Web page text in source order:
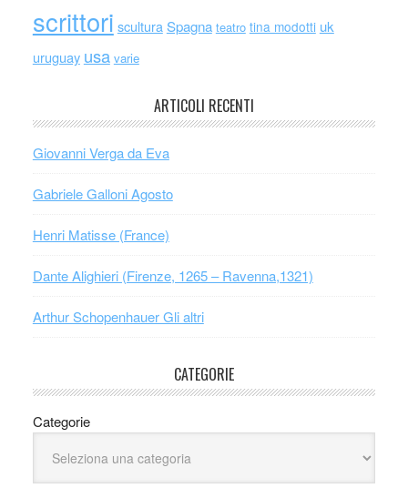
scrittori scultura Spagna teatro tina modotti uk
uruguay usa varie
ARTICOLI RECENTI
Giovanni Verga da Eva
Gabriele Galloni Agosto
Henri Matisse (France)
Dante Alighieri (Firenze, 1265 – Ravenna,1321)
Arthur Schopenhauer Gli altri
CATEGORIE
Categorie